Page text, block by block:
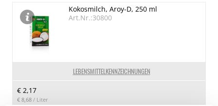
LEBENSMITTELKENNZEICHNUNGEN
Kokosmilch, Aroy-D, 250 ml
Art.Nr.:30800
€ 2,17
€ 8,68 / Liter